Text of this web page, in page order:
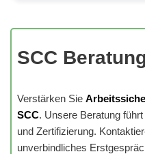
SCC
Verstärken Sie
SCC. Unsere Beratung
und Zertifizierung.
unverbindliches